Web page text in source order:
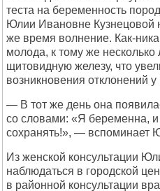
теста на беременность
Юлии Ивановне Кузнецовой
же время волнение. Как-
молода, к тому же несколько
щитовидную железу, что
возникновения отклонений
— В тот же день она
со словами: «Я беременна, и
сохранять!», — вспоминает
Из женской консультации
наблюдаться в городской
в районной консультации